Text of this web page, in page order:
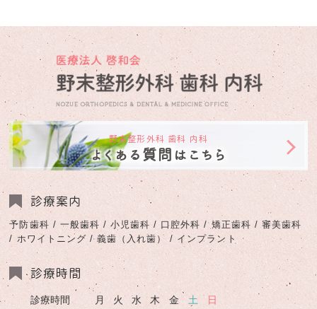
野末整形外科 歯科 内科
よくある質問はこちら
診療案内
予防歯科 / 一般歯科 / 小児歯科 / 口腔外科 / 矯正歯科 / 審美歯科
/ ホワイトニング / 義歯（入れ歯） / インプラント
診療時間
診療時間 月 火 水 木 金 土
日